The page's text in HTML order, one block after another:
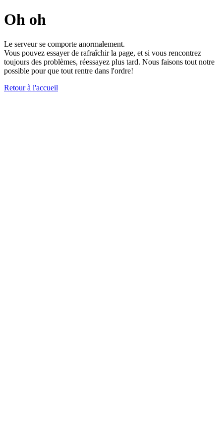
Oh oh
Le serveur se comporte anormalement.
Vous pouvez essayer de rafraîchir la page, et si vous rencontrez
toujours des problèmes, réessayez plus tard. Nous faisons tout notre
possible pour que tout rentre dans l'ordre!
Retour à l'accueil